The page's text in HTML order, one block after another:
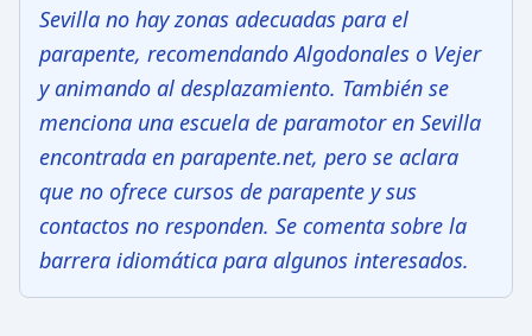
Sevilla no hay zonas adecuadas para el
parapente, recomendando Algodonales o Vejer
y animando al desplazamiento. También se
menciona una escuela de paramotor en Sevilla
encontrada en parapente.net, pero se aclara
que no ofrece cursos de parapente y sus
contactos no responden. Se comenta sobre la
barrera idiomática para algunos interesados.